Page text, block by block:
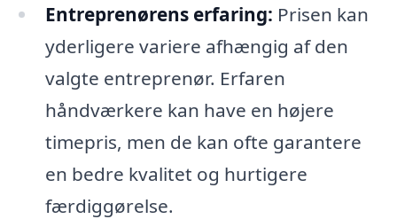
Entreprenørens erfaring: Prisen kan
yderligere variere afhængig af den
valgte entreprenør. Erfaren
håndværkere kan have en højere
timepris, men de kan ofte garantere
en bedre kvalitet og hurtigere
færdiggørelse.